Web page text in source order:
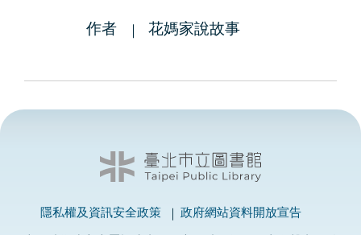
作者 花媽家說故事
隱私權及資訊安全政策 政府網站資料開放宣告